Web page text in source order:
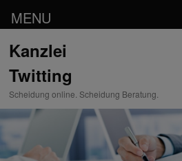
Inhalt
Kanzlei
Twitting
Scheidung online. Scheidung Beratung.
MENU